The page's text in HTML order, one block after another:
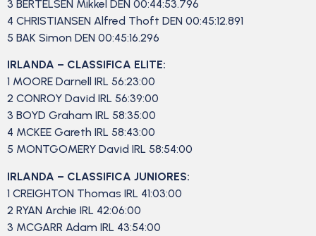
3 BERTELSEN Mikkel DEN 00:44:53.796
4 CHRISTIANSEN Alfred Thoft DEN 00:45:12.891
5 BAK Simon DEN 00:45:16.296
IRLANDA – CLASSIFICA ELITE:
1 MOORE Darnell IRL 56:23:00
2 CONROY David IRL 56:39:00
3 BOYD Graham IRL 58:35:00
4 MCKEE Gareth IRL 58:43:00
5 MONTGOMERY David IRL 58:54:00
IRLANDA – CLASSIFICA JUNIORES:
1 CREIGHTON Thomas IRL 41:03:00
2 RYAN Archie IRL 42:06:00
3 MCGARR Adam IRL 43:54:00